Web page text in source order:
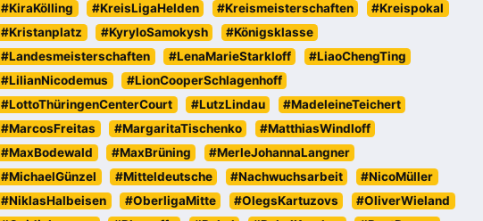
#KiraKölling
#KreisLigaHelden #Kreismeisterschaften
#Kreispokal
#Kristanplatz
#KyryloSamokysh
#Königsklasse
#Landesmeisterschaften
#LenaMarieStarkloff
#LiaoChengTing
#LilianNicodemus
#LionCooperSchlagenhoff
#LottoThüringenCenterCourt
#LutzLindau
#MadeleineTeichert
#MarcosFreitas
#MargaritaTischenko
#MatthiasWindloff
#MaxBodewald
#MaxBrüning
#MerleJohannaLangner
#MichaelGünzel
#Mitteldeutsche #Nachwuchsarbeit
#NicoMüller
#NiklasHalbeisen
#OberligaMitte #OlegsKartuzovs
#OliverWieland